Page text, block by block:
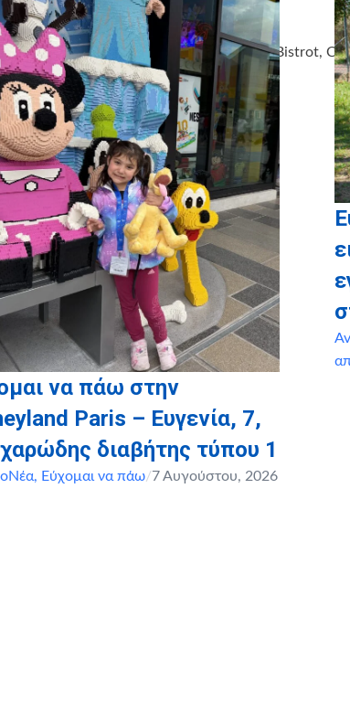
Σπανού Χρυσούλα
Acun Medya, Aegean Airlines, DeCounti Bistrot,
img_size=”large”]
να πάω στην
Paris – Ευγενία, 7,
διαβήτης τύπου 1
, Εύχομαι να πάω/7 Αυγούστου, 2026